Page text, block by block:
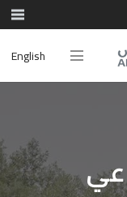
English